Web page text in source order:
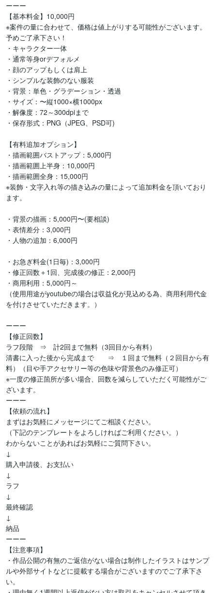
ーーー
【基本料金】10,000円
※案件の量に合わせて、価格は値上がりする可能性がございます。
予めご了承下さい！
・キャラクター一体
・通常等身orデフォルメ
・顔のアップもしくは肩上
・シンプルな装飾のない服装
・背景：単色・グラデーション・透過
・サイズ：〜縦1000×横1000px
・解像度：72～300dpiまで
・保存形式：PNG（JPEG、PSD可)
【有料追加オプション】
・描画範囲バストアップ：5,000円
・描画範囲上半身：10,000円
・描画範囲全身：15,000円
※装飾・文字入れ等の描き込みの量によって追加料金を頂いており
ます。
・背景の描画：5,000円〜(要相談)
・表情差分：3,000円
・人物の追加：6,000円
・お急ぎ料金(1日毎)：3,000円
・修正回数＋1回、完成後の修正：2,000円
・商用利用：5,000円～
（使用用途がyoutubeの場合は収益化が見込める為、商用利用代金
を付けさせていただきます。）
ーーー
【修正回数】
ラフ段階　⇒　計2回まで無料（3回目から有料）
清書に入った後から完成まで　　⇒　１回まで無料（２回目から有
料）（目や手アクセサリー等の色味や背景色のみ修正可）
※一度の修正箇所が多い場合、回数を減らしていただく可能性がご
ざいます。
ーーー
【依頼の流れ】
まずはお気軽にメッセージにてご相談ください。
（下記のテンプレートをよろしければご利用ください。）
わからないことがあればお気軽にご質問下さい。
↓
購入申請後、お支払い
↓
ラフ
↓
最終確認
↓
納品
ーーー
【注意事項】
・作品公開の有無のご返信がない場合は制作したイラストはサンプ
ルや外部サイトなどに提載する場合がございますのでご了承下さ
い。